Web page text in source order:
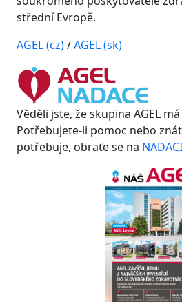
střední Evropě.
AGEL (cz)/AGEL (sk)
Věděli jste, že skupina AGEL
Potřebujete-li pomoc nebo
potřebuje, obraťe se na